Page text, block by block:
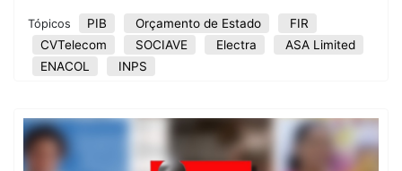
Tópicos PIB Orçamento de Estado
FIR
CVTelecom
SOCIAVE Electra
ASA Limited
ENACOL
INPS